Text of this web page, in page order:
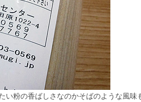
い粉の香ばしさなのかそばのような風味